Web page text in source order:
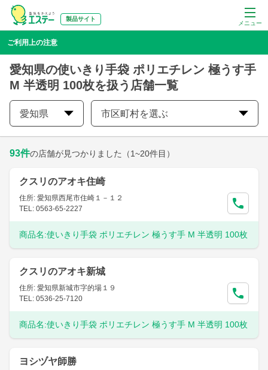
メニュー
製品サイト
ご利用上の注意
愛知県の使いきり手袋 ポリエチレン 極うす手
M 半透明 100枚を扱う店舗一覧
愛知県 市区町村を選ぶ
93件の店舗が見つかりました （1~20件目）
クスリのアオキ住崎
住所: 愛知県西尾市住崎１－１２
TEL: 0563-65-2227
商品名:使いきり手袋 ポリエチレン 極うす手 M 半透明 100枚
クスリのアオキ新城
住所: 愛知県新城市字的場１９
TEL: 0536-25-7120
商品名:使いきり手袋 ポリエチレン 極うす手 M 半透明 100枚
ヨシヅヤ師勝